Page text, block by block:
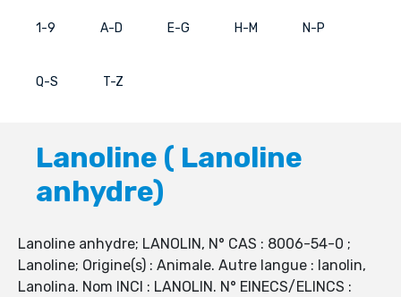
1-9 A-D E-G H-M N-P
Q-S T-Z
Lanoline ( Lanoline
anhydre)
Lanoline anhydre; LANOLIN, N° CAS : 8006-54-0 ;
Lanoline; Origine(s) : Animale. Autre langue : lanolin,
Lanolina. Nom INCI : LANOLIN. N° EINECS/ELINCS :